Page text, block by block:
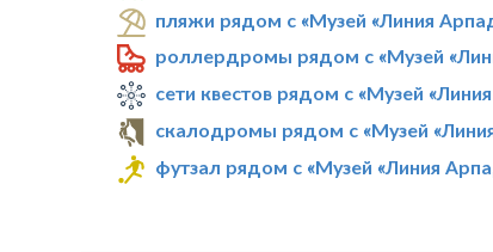
пляжи рядом с «Музей «Линия
роллердромы рядом с «Музей
сети квестов рядом с «Музей
скалодромы рядом с «Музей
футзал рядом с «Музей «Линия